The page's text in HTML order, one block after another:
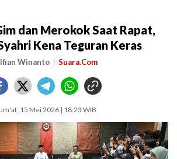
dan Merokok Saat Rapat,
Kena Teguran Keras
Winanto Suara.Com
15 Mei 2026 | 18:23 WIB